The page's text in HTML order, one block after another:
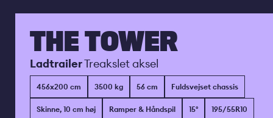
THE TOWER
LadtrailerTreakslet aksel
456x200 cm 3500 kg 56 cm Fuldsvejset chassis
Skinne, 10 cm høj Ramper & Håndspil 15° 195/55R10